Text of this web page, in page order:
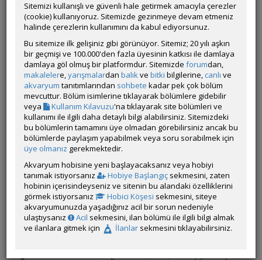
bjkalley
Çevrim Dışı
Özel Üye
Gönderim Zamanı:19 Ocak 2017 01:23
Çok alımlı bir tür, normal rasbora gibi kolay da. Kurmayı
Sitemizi kullanışlı ve güvenli hale getirmek amacıyla çerezler
(cookie) kullanıyoruz. Sitemizde gezinmeye devam etmeniz
halinde çerezlerin kullanımını da kabul ediyorsunuz.
Bu sitemize ilk gelişiniz gibi görünüyor. Sitemiz; 20 yılı aşkın
bir geçmişi ve 100.000'den fazla üyesinin katkısı ile damlaya
damlaya göl olmuş bir platformdur. Sitemizde forumdan,
makalelere,yarışmalardan balıkve bitki bilgilerine, canlı ve
akvaryum tanıtımlarından sohbete kadar pek çok bölüm
mevcuttur. Bölüm isimlerine tıklayarak bölümlere gidebilir
veya
Kullanım Kılavuzu'na tıklayarak site bölümleri ve
kullanımı ile ilgili daha detaylı bilgi alabilirsiniz. Sitemizdeki
bu bölümlerin tamamını üye olmadan görebilirsiniz ancak bu
bölümlerde paylaşım yapabilmek veya soru sorabilmek için
üye olmanız gerekmektedir.
Akvaryum hobisine yeni başlayacaksanız veya hobiyi
tanımak istiyorsanız
Hobiye Başlangıç sekmesini, zaten
hobinin içerisindeyseniz ve sitenin bu alandaki özelliklerini
görmek istiyorsanız
Hobici Köşesi sekmesini, siteye
akvaryumunuzda yaşadığınız acil bir sorun nedeniyle
ulaştıysanız
Acil sekmesini, ilan bölümü ile ilgili bilgi almak
ve ilanlara gitmek için
İlanlar sekmesini tıklayabilirsiniz.